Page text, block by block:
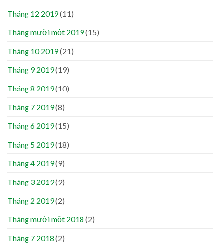
Tháng 12 2019(11)
Tháng mười một 2019(15)
Tháng 10 2019(21)
Tháng 9 2019(19)
Tháng 8 2019(10)
Tháng 7 2019(8)
Tháng 6 2019(15)
Tháng 5 2019(18)
Tháng 4 2019(9)
Tháng 3 2019(9)
Tháng 2 2019(2)
Tháng mười một 2018 (2)
Tháng 7 2018 (2)